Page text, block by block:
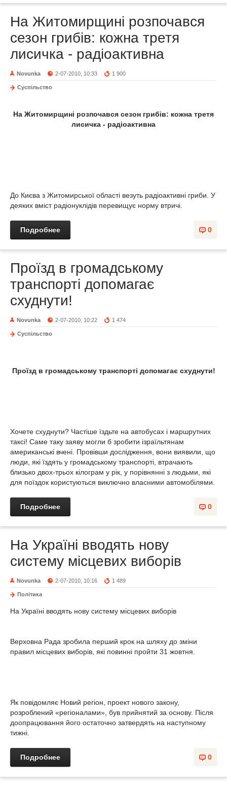
На Житомирщині розпочався
сезон грибів: кожна третя
лисичка - радіоактивна
Novunka 2-07-2010, 10:33 1 900
Суспільство
На Житомирщині розпочався сезон грибів: кожна третя
лисичка - радіоактивна
До Києва з Житомирської області везуть радіоактивні гриби. У
деяких вміст радіонуклідів перевищує норму втричі.
0
Подробнее
Проїзд в громадському
транспорті допомагає
схуднути!
Novunka 2-07-2010, 10:22 1 474
Суспільство
Проїзд в громадському транспорті допомагає схуднути!
Хочете схуднути? Частіше їздьте на автобусах і маршрутних
таксі! Саме таку заяву могли б зробити ізраїльтянам
американські вчені. Провівши дослідження, вони виявили, що
люди, які їздять у громадському транспорті, втрачають
близько двох-трьох кілограм у рік, у порівнянні з людьми, які
для поїздок користуються виключно власними автомобілями.
0
Подробнее
На Україні вводять нову
систему місцевих виборів
Novunka 2-07-2010, 10:16 1 489
Політика
На Україні вводять нову систему місцевих виборів
Верховна Рада зробила перший крок на шляху до зміни
правил місцевих виборів, які повинні пройти 31 жовтня.
Як повідомляє Новий регіон, проект нового закону,
розроблений «регіоналами», був прийнятий за основу. Після
доопрацювання його остаточно затвердять на наступному
тижні.
0
Подробнее